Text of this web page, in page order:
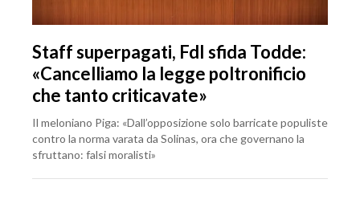
Staff superpagati, FdI sfida Todde:
«Cancelliamo la legge poltronificio
che tanto criticavate»
Il meloniano Piga: «Dall’opposizione solo barricate populiste
contro la norma varata da Solinas, ora che governano la
sfruttano: falsi moralisti»